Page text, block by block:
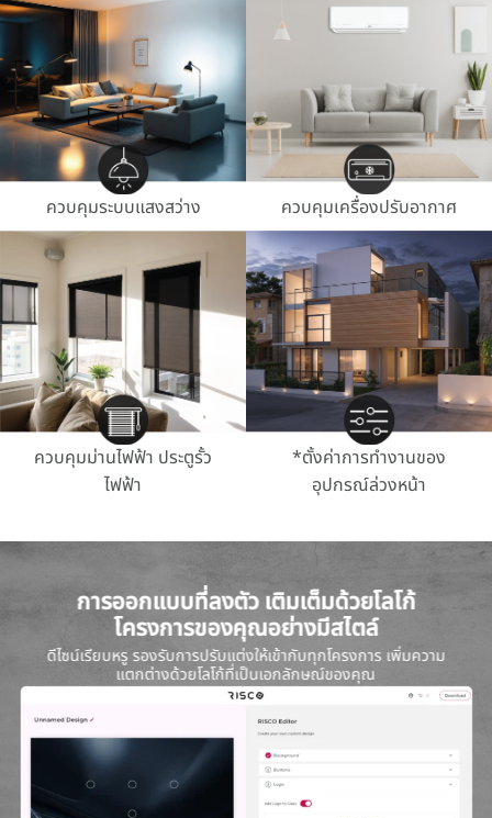
ควบคุมระบบแสงสว่าง ควบคุมเครื่องปรับอากาศ
ควบคุมม่านไฟฟ้า ประตูรั้ว
ไฟฟ้า
*ตั้งค่าการทำงานของ
อุปกรณ์ล่วงหน้า
การออกแบบที่ลงตัว เติมเต็มด้วยโลโก้
โครงการของคุณอย่างมีสไตล์
ดีไซน์เรียบหรู รองรับการปรับแต่งให้เข้ากับทุกโครงการ เพิ่มความ
แตกต่างด้วยโลโก้ที่เป็นเอกลักษณ์ของคุณ